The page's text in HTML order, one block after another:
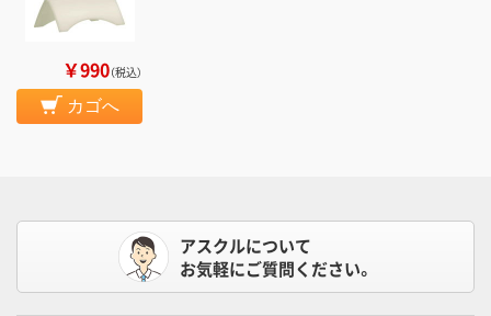
￥990（税込）
カゴへ
アスクルについて
お気軽にご質問ください。